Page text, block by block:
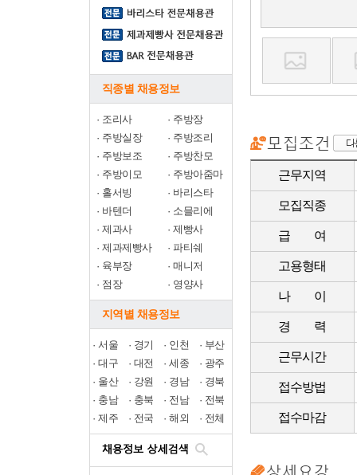
직종별 채용정보
· 조리사 · 주방장
· 주방실장 · 주방조리
· 주방보조 · 주방찬모
· 주방이모 · 주방아줌마
· 홀서빙 · 바리스타
· 바텐더 · 소믈리에
·제과사 ·제빵사
·제과제빵사 ·파티쉐
· 육부장 ·매니저
· 점장 · 영양사
지역별 채용정보
· 서울 · 경기 · 인천 · 부산
· 대구 · 대전 · 세종 · 광주
· 울산 · 강원 · 경남 · 경북
· 충남 · 충북 · 전남 · 전북
· 제주 · 전국 · 해외 · 전체
근무지역
모집직종
급 여
고용형태
나 이
경 력
근무시간
접수방법
접수마감